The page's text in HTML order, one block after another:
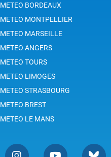
METEO BORDEAUX
METEO MONTPELLIER
METEO MARSEILLE
METEO ANGERS
METEO TOURS
METEO LIMOGES
METEO STRASBOURG
METEO BREST
METEO LE MANS